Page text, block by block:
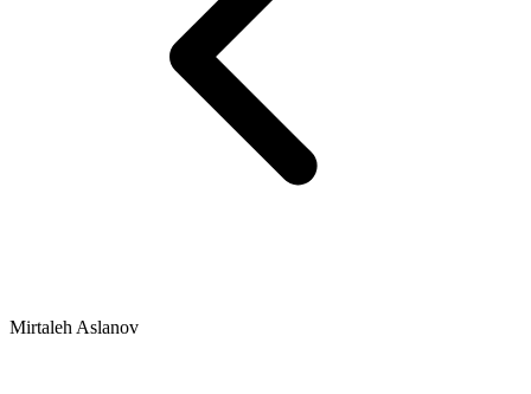
Mirtaleh Aslanov